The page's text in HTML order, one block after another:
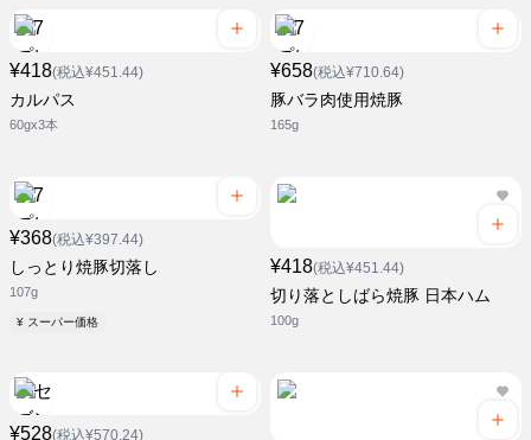
¥418(税込¥451.44)
カルパス
60gx3本
¥658(税込¥710.64)
豚バラ肉使用焼豚
165g
¥368(税込¥397.44)
しっとり焼豚切落し
107g
¥ スーパー価格
¥418(税込¥451.44)
切り落としばら焼豚 日本ハム
100g
¥528(税込¥570.24)